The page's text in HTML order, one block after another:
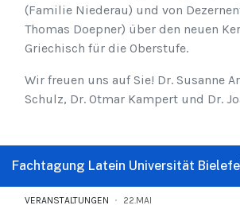
(Familie Niederau) und von
Thomas Doepner) über den neuen
Griechisch für die Oberstufe.
Wir freuen uns auf Sie! Dr. Susanne
Schulz, Dr. Otmar Kampert und Dr.
Fachtagung Latein Universität
VERANSTALTUNGEN 22.MAI